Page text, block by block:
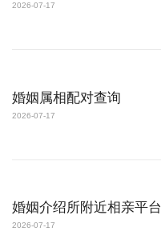
2026-07-17
婚姻属相配对查询
2026-07-17
婚姻介绍所附近相亲平台
2026-07-17